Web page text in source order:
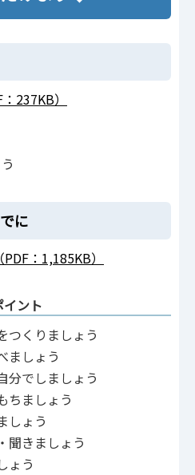
237KB）
に
：1,185KB）
ント
くりましょう
ましょう
でしましょう
ちましょう
しょう
きましょう
ょう